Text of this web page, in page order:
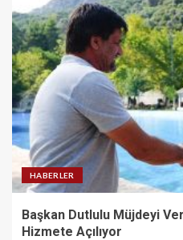
HABERLER
Başkan Dutlulu Müjdeyi
Hizmete Açılıyor